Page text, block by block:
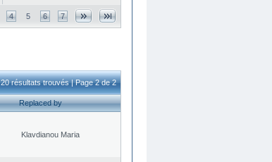
4 5 6 7
20 résultats trouvés | Page 2 de 2
Replaced by
Klavdianou Maria